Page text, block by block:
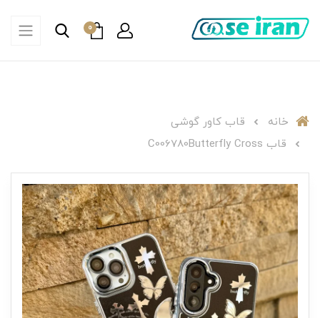
0
خانه
قاب کاور گوشی
قاب C006780Butterfly Cross